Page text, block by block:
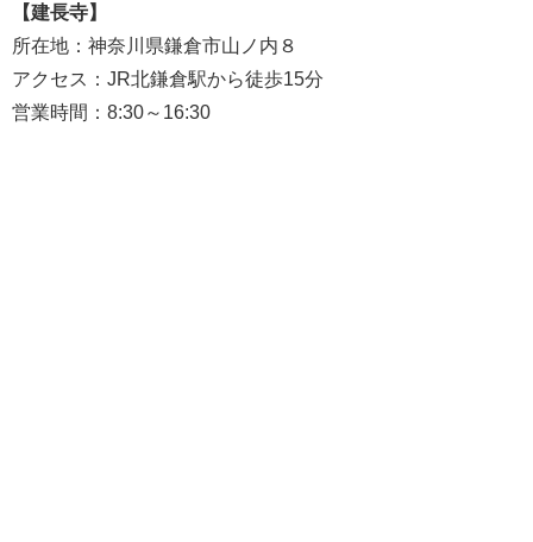
【建長寺】
所在地：神奈川県鎌倉市山ノ内８
アクセス：JR北鎌倉駅から徒歩15分
営業時間：8:30～16:30